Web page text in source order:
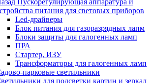
Пускорегулирующая аппаратура и
питания для световых приборов
Led-драйверы
Блок питания для газоразрядных лапм
Блоки защиты для галогенных ламп
ПРА
Стартер, ИЗУ
Трансформаторы для галогенных ламп
парковые светильники
для подсветки картин и зеркал